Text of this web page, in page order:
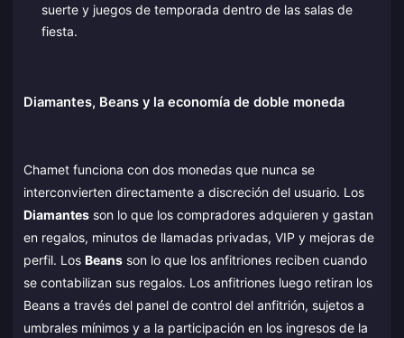
suerte y juegos de temporada dentro de las salas de
fiesta.
Diamantes, Beans y la economía de doble moneda
Chamet funciona con dos monedas que nunca se
interconvierten directamente a discreción del usuario. Los
Diamantes son lo que los compradores adquieren y gastan
en regalos, minutos de llamadas privadas, VIP y mejoras de
perfil. Los Beans son lo que los anfitriones reciben cuando
se contabilizan sus regalos. Los anfitriones luego retiran los
Beans a través del panel de control del anfitrión, sujetos a
umbrales mínimos y a la participación en los ingresos de la